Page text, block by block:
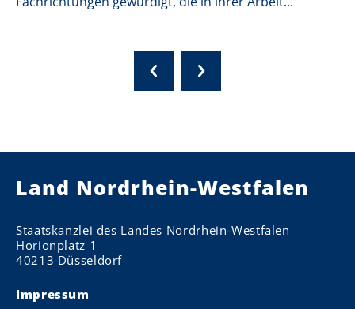
Land Nordrhein-Westfalen
Staatskanzlei des Landes Nordrhein-Westfalen
Horionplatz 1
40213 Düsseldorf
Impressum